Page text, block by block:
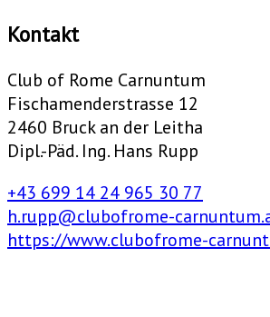
Kontakt
Club of Rome Carnuntum
Fischamenderstrasse 12
2460 Bruck an der Leitha
Dipl.-Päd. Ing. Hans Rupp
+43 699 14 24 965 30 77
h.rupp@clubofrome-
https://www.clubofrome-